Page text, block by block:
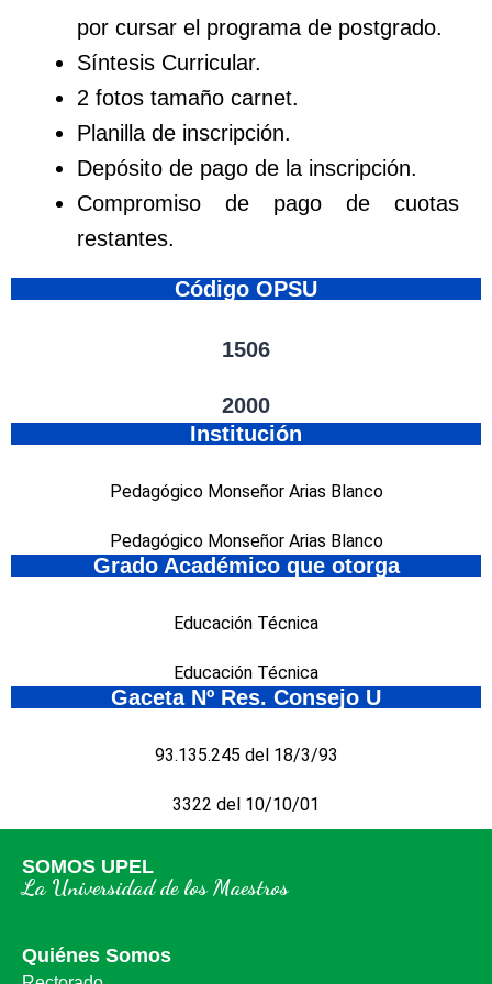
por cursar el programa de postgrado.
Síntesis Curricular.
2 fotos tamaño carnet.
Planilla de inscripción.
Depósito de pago de la inscripción.
Compromiso de pago de cuotas
restantes.
Código OPSU
1506
2000
Institución
Pedagógico Monseñor Arias Blanco
Pedagógico Monseñor Arias Blanco
Grado Académico que otorga
Educación Técnica
Educación Técnica
Gaceta Nº Res. Consejo U
93.135.245 del 18/3/93
3322 del 10/10/01
SOMOS UPEL
La Universidad de los Maestros
Quiénes Somos